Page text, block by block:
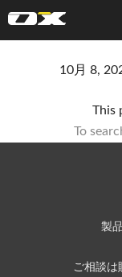
10月 8,
This
製
ご相談は